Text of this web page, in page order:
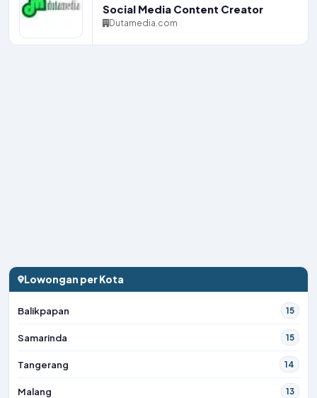
Social Media Content Creator
Dutamedia.com
Lowongan per Kota
Balikpapan 15
Samarinda 15
Tangerang 14
Malang 13